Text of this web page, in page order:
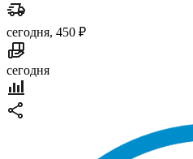
сегодня, 450 ₽
сегодня